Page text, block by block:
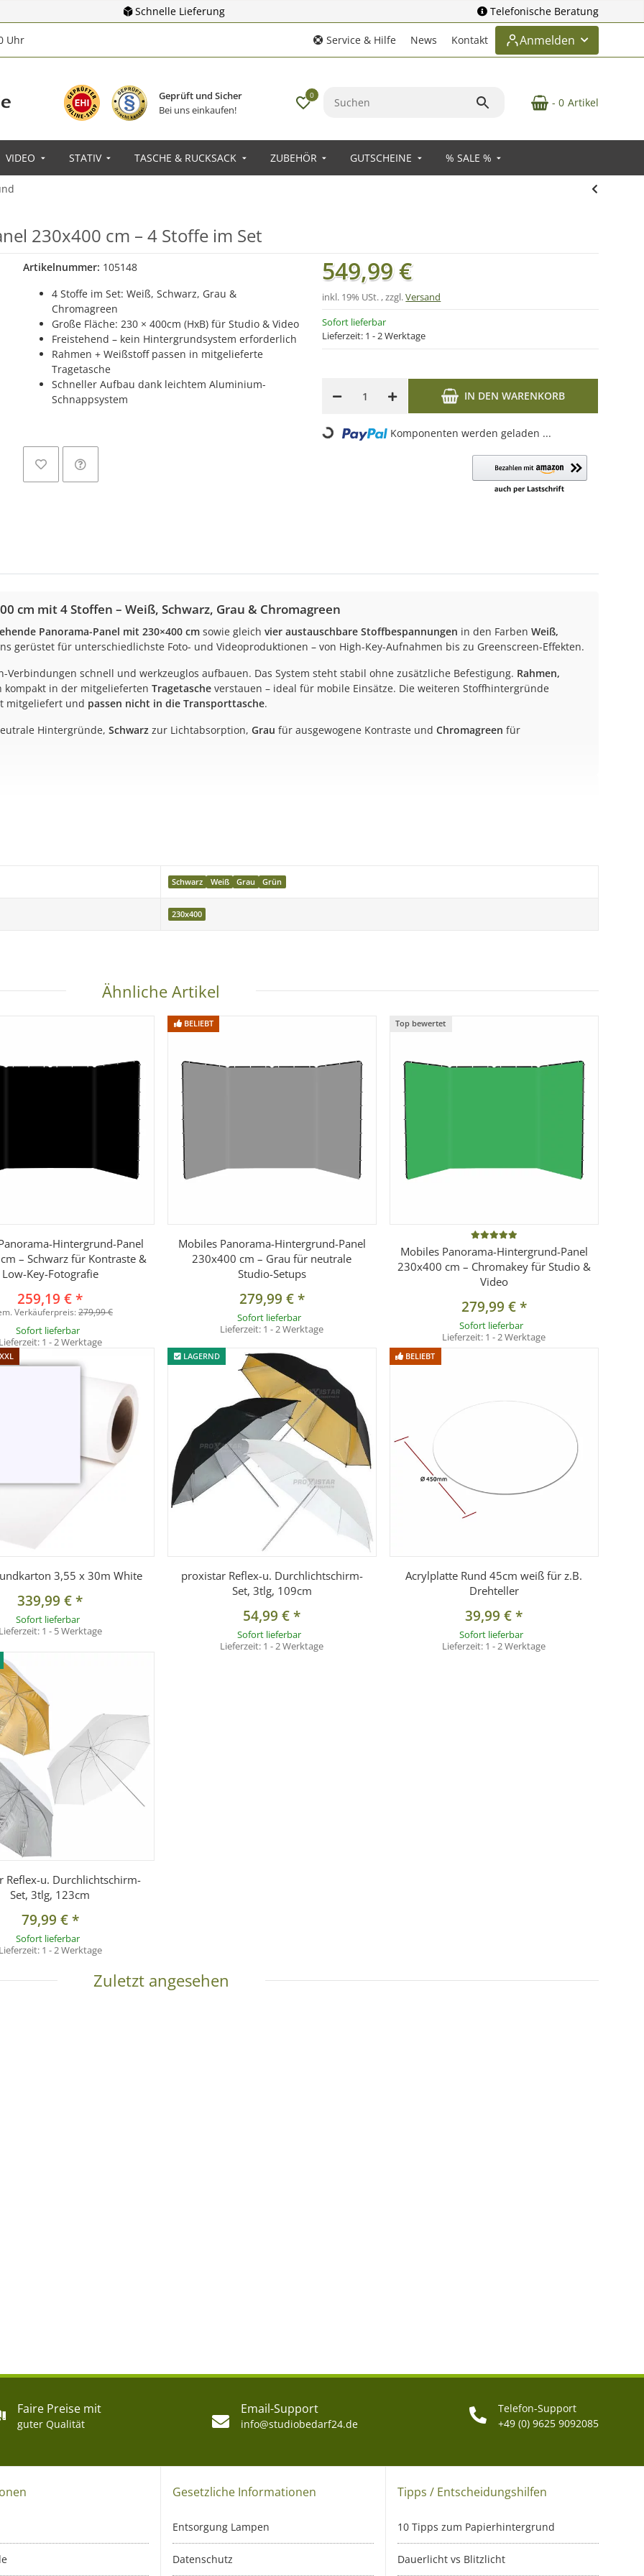
Schnelle Lieferung Telefonische Beratung
Uhr Service & Hilfe News Kontakt Anmelden
Geprüft und Sicher
Bei uns einkaufen!
0
- 0 Artikel
VIDEO STATIV TASCHE & RUCKSACK ZUBEHÖR GUTSCHEINE % SALE %
230x400 cm – 4 Stoffe im Set
Artikelnummer: 105148
4 Stoffe im Set: Weiß, Schwarz, Grau &
Chromagreen
Große Fläche: 230 × 400cm (HxB) für Studio & Video
Freistehend – kein Hintergrundsystem erforderlich
Rahmen + Weißstoff passen in mitgelieferte
Tragetasche
Schneller Aufbau dank leichtem Aluminium-
Schnappsystem
Sofort lieferbar
Lieferzeit: 1 - 2 Werktage
549,99 €
inkl. 19% USt. , zzgl.Versand
IN DEN WARENKORB
Loading... Komponenten werden geladen ...
cm mit 4 Stoffen – Weiß, Schwarz, Grau & Chromagreen
Panorama-Panel mit 230×400 cm sowie gleich vier austauschbare Stoffbespannungen in den Farben Weiß,
gerüstet für unterschiedlichste Foto- und Videoproduktionen – von High-Key-Aufnahmen bis zu Greenscreen-Effekten.
Verbindungen schnell und werkzeuglos aufbauen. Das System steht stabil ohne zusätzliche Befestigung. Rahmen,
kompakt in der mitgelieferten Tragetasche verstauen – ideal für mobile Einsätze. Die weiteren Stoffhintergründe
mitgeliefert und passen nicht in die Transporttasche.
Hintergründe, Schwarz zur Lichtabsorption, Grau für ausgewogene Kontraste und Chromagreen für
maximale Flexibilität
Keying
Chromagreen)
werden separat gefaltet beigelegt undnicht in der Tasche transportiert.
Schwarz Weiß Grau Grün
230x400
Ähnliche Artikel
Hintergrund-Panel
– Schwarz für Kontraste &
Low-Key-Fotografie
259,19 €*
Verkäuferpreis:279,99 €
Sofort lieferbar
Lieferzeit: 1 - 2 Werktage
BELIEBT
Mobiles Panorama-Hintergrund-Panel
230x400 cm – Grau für neutrale
Studio-Setups
279,99 €*
Sofort lieferbar
Lieferzeit: 1 - 2 Werktage
Top bewertet
Mobiles Panorama-Hintergrund-Panel
230x400 cm – Chromakey für Studio &
Video
279,99 €*
Sofort lieferbar
Lieferzeit: 1 - 2 Werktage
3,55 x 30m White
339,99 €*
Sofort lieferbar
Lieferzeit: 1 - 5 Werktage
LAGERND
proxistar Reflex-u. Durchlichtschirm-
Set, 3tlg, 109cm
54,99 €*
Sofort lieferbar
Lieferzeit: 1 - 2 Werktage
BELIEBT
Acrylplatte Rund 45cm weiß für z.B.
Drehteller
39,99 €*
Sofort lieferbar
Lieferzeit: 1 - 2 Werktage
Reflex-u. Durchlichtschirm-
Set, 3tlg, 123cm
79,99 €*
Sofort lieferbar
Lieferzeit: 1 - 2 Werktage
Zuletzt angesehen
Faire Preise mit
guter Qualität
Email-Support
info@studiobedarf24.de
Telefon-Support
+49 (0) 9625 9092085
Gesetzliche Informationen
Entsorgung Lampen
Datenschutz
Tipps / Entscheidungshilfen
10 Tipps zum Papierhintergrund
Dauerlicht vs Blitzlicht